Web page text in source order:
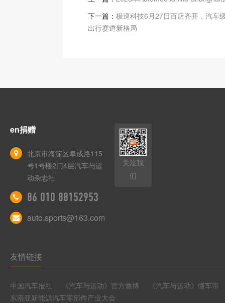
下一篇： 极巡科技6月27日百店齐开，汽车
出行赛道新格局
en捐赠
北京市海淀区阜成路115
号1号楼2门4层汽车与运
动杂志社
86 010 88152953
auto.sports@163.com
关注我
们
友情链接
中国汽车报社 《汽车与运动》官方微博
《汽车与运动》懂车帝
东南亚新能源汽车零部件产业大会